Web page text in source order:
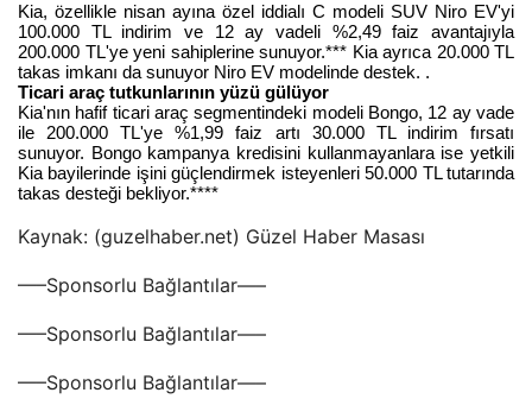
Kia, özellikle nisan ayına özel iddialı C modeli SUV Niro EV'yi
100.000 TL indirim ve 12 ay vadeli %2,49 faiz avantajıyla
200.000 TL'ye yeni sahiplerine sunuyor.*** Kia ayrıca 20.000 TL
takas imkanı da sunuyor Niro EV modelinde destek. .
Ticari araç tutkunlarının yüzü gülüyor
Kia'nın hafif ticari araç segmentindeki modeli Bongo, 12 ay vade
ile 200.000 TL'ye %1,99 faiz artı 30.000 TL indirim fırsatı
sunuyor. Bongo kampanya kredisini kullanmayanlara ise yetkili
Kia bayilerinde işini güçlendirmek isteyenleri 50.000 TL tutarında
takas desteği bekliyor.****
Kaynak: (guzelhaber.net) Güzel Haber Masası
—–Sponsorlu Bağlantılar—–
—–Sponsorlu Bağlantılar—–
—–Sponsorlu Bağlantılar—–